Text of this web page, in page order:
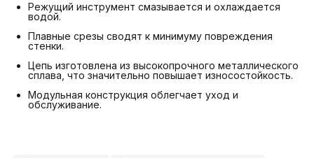
Режущий инструмент смазывается и охлаждается
водой.
Плавные срезы сводят к минимуму повреждения
стенки.
Цепь изготовлена из высокопрочного металлического
сплава, что значительно повышает износостойкость.
Модульная конструкция облегчает уход и
обслуживание.